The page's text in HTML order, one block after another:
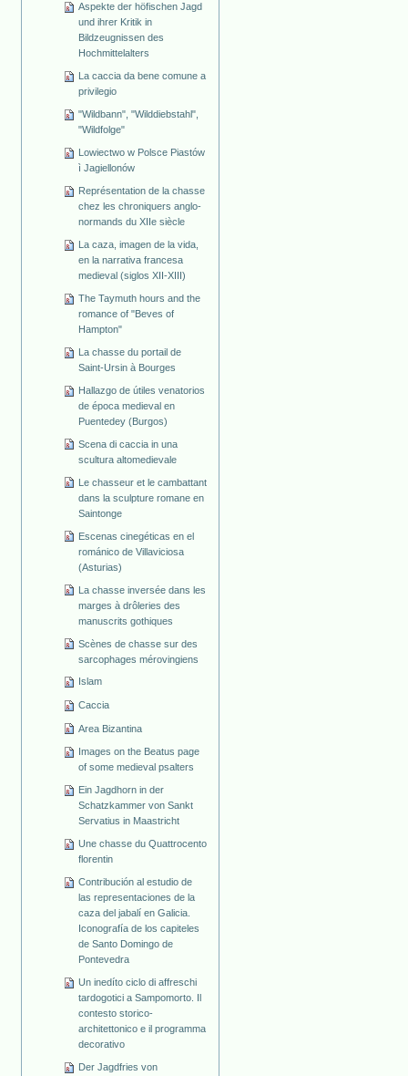
Aspekte der höfischen Jagd
und ihrer Kritik in
Bildzeugnissen des
Hochmittelalters
La caccia da bene comune a
privilegio
"Wildbann", "Wilddiebstahl",
"Wildfolge"
Lowiectwo w Polsce Piastów
ì Jagiellonów
Représentation de la chasse
chez les chroniquers anglo-
normands du XIIe siècle
La caza, imagen de la vida,
en la narrativa francesa
medieval (siglos XII-XIII)
The Taymuth hours and the
romance of "Beves of
Hampton"
La chasse du portail de
Saint-Ursin à Bourges
Hallazgo de útiles venatorios
de época medieval en
Puentedey (Burgos)
Scena di caccia in una
scultura altomedievale
Le chasseur et le cambattant
dans la sculpture romane en
Saintonge
Escenas cinegéticas en el
románico de Villaviciosa
(Asturias)
La chasse inversée dans les
marges à drôleries des
manuscrits gothiques
Scènes de chasse sur des
sarcophages mérovingiens
Islam
Caccia
Area Bizantina
Images on the Beatus page
of some medieval psalters
Ein Jagdhorn in der
Schatzkammer von Sankt
Servatius in Maastricht
Une chasse du Quattrocento
florentin
Contribución al estudio de
las representaciones de la
caza del jabalí en Galicia.
Iconografía de los capiteles
de Santo Domingo de
Pontevedra
Un inedíto ciclo di affreschi
tardogotici a Sampomorto. Il
contesto storico-
architettonico e il programma
decorativo
Der Jagdfries von